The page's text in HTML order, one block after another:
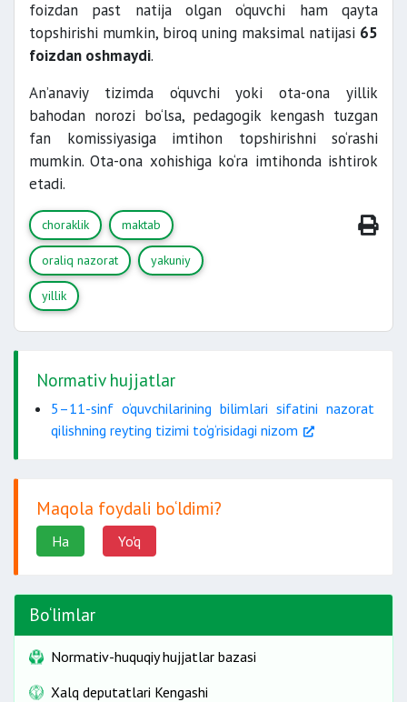
foizdan past natija olgan o‘quvchi ham qayta
topshirishi mumkin, biroq uning maksimal natijasi 65
foizdan oshmaydi.
An’anaviy tizimda o‘quvchi yoki ota-ona yillik
bahodan norozi bo‘lsa, pedagogik kengash tuzgan
fan komissiyasiga imtihon topshirishni so‘rashi
mumkin. Ota-ona xohishiga ko‘ra imtihonda ishtirok
etadi.
choraklik maktab
oraliq nazorat yakuniy
yillik
Normativ hujjatlar
5–11-sinf o‘quvchilarining bilimlari sifatini nazorat
qilishning reyting tizimi to‘g‘risidagi nizom
Maqola foydali bo‘ldimi?
Ha Yo'q
Bo‘limlar
Normativ-huquqiy hujjatlar bazasi
Xalq deputatlari Kengashi